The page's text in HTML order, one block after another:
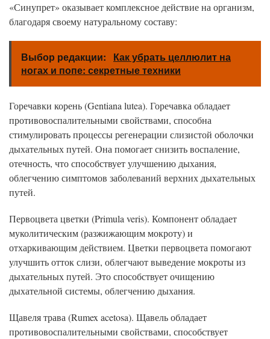
«Синупрет» оказывает комплексное действие на организм,
благодаря своему натуральному составу:
Выбор редакции:
Как убрать целлюлит на
ногах и попе: секретные техники
Горечавки корень (Gentiana lutea). Горечавка обладает
противовоспалительными свойствами, способна
стимулировать процессы регенерации слизистой оболочки
дыхательных путей. Она помогает снизить воспаление,
отечность, что способствует улучшению дыхания,
облегчению симптомов заболеваний верхних дыхательных
путей.
Первоцвета цветки (Primula veris). Компонент обладает
муколитическим (разжижающим мокроту) и
отхаркивающим действием. Цветки первоцвета помогают
улучшить отток слизи, облегчают выведение мокроты из
дыхательных путей. Это способствует очищению
дыхательной системы, облегчению дыхания.
Щавеля трава (Rumex acetosa). Щавель обладает
противовоспалительными свойствами, способствует